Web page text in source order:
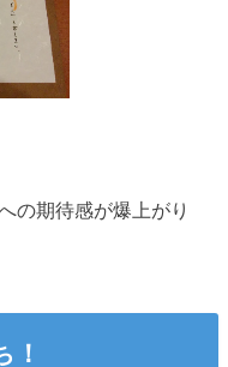
の期待感が爆上がり
！